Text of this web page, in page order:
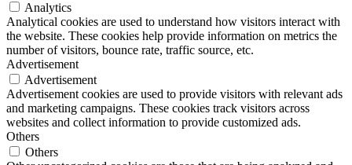
Analytics
Analytical cookies are used to understand how visitors interact with
the website. These cookies help provide information on metrics the
number of visitors, bounce rate, traffic source, etc.
Advertisement
Advertisement
Advertisement cookies are used to provide visitors with relevant ads
and marketing campaigns. These cookies track visitors across
websites and collect information to provide customized ads.
Others
Others